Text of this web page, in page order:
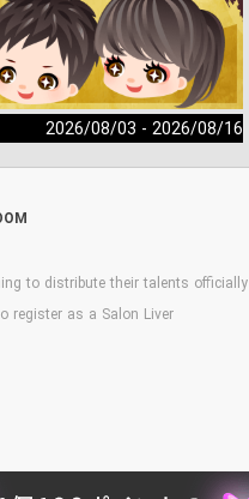
2026/08/03 - 2026/08/16
to distribute their talents officially
register as a Salon Liver